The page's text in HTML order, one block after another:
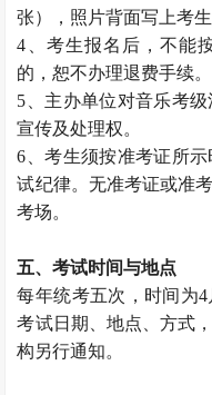
张），照片背面写上考
4、考生报名后，不能
的，恕不办理退费手续。
5、主办单位对音乐考
宣传及处理权。
6、考生须按准考证所
试纪律。无准考证或准
考场。
五、考试时间与地点
每年统考五次，时间为
考试日期、地点、方式
构另行通知。